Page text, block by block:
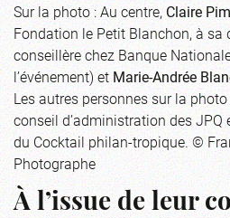
Sur la photo : Au centre,Claire
Fondation le Petit Blanchon, à sa
conseillère chez Banque
l’événement) etMarie-Andrée
Les autres personnes sur la
conseil d’administration des
du Cocktail philan-tropique. ©
Photographe
À l’issue de leur